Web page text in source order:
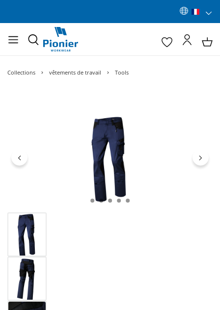
Collections vêtements de travail Tools